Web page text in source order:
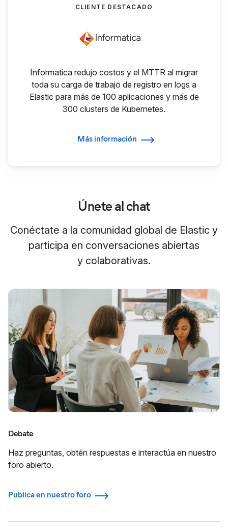
CLIENTE DESTACADO
Informatica redujo costos y el MTTR al migrar
toda su carga de trabajo de registro en logs a
Elastic para más de 100 aplicaciones y más de
300 clusters de Kubernetes.
Más información
Únete al chat
Conéctate a la comunidad global de Elastic y
participa en conversaciones abiertas
y colaborativas.
Debate
Haz preguntas, obtén respuestas e interactúa en nuestro
foro abierto.
Publica en nuestro foro